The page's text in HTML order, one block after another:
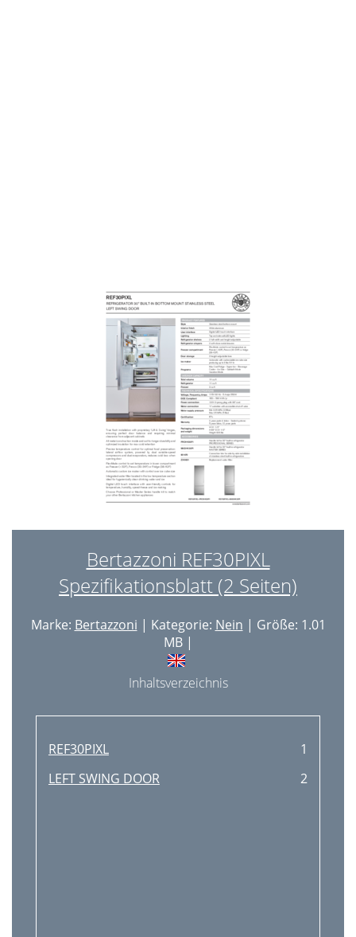
Bertazzoni REF30PIXL
Spezifikationsblatt (2 Seiten)
Marke: Bertazzoni | Kategorie: Nein | Größe: 1.01
MB |
Inhaltsverzeichnis
REF30PIXL
1
LEFT SWING DOOR
2